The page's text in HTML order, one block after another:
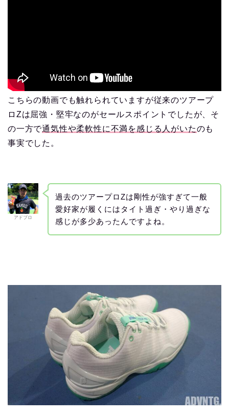
こちらの動画でも触れられていますが従来のツアープ
ロZは屈強・堅牢なのがセールスポイントでしたが、そ
の一方で通気性や柔軟性に不満を感じる人がいたのも
事実でした。
アドブロ
過去のツアープロZは剛性が強すぎて一般
愛好家が履くにはタイト過ぎ・やり過ぎな
感じが多少あったんですよね。